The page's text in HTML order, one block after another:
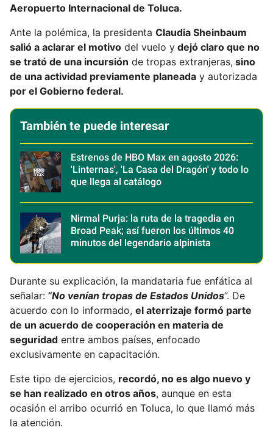
Aeropuerto Internacional de Toluca.
Ante la polémica, la presidenta Claudia Sheinbaum
salió a aclarar el motivo del vuelo y dejó claro que no
se trató de una incursión de tropas extranjeras, sino
de una actividad previamente planeada y autorizada
por el Gobierno federal.
También te puede interesar
Estrenos de HBO Max en agosto 2026:
'Linternas', 'La Casa del Dragón' y todo lo
que llega al catálogo
Nirmal Purja: la ruta de la tragedia en
Broad Peak; así fueron los últimos 40
minutos del legendario alpinista
Durante su explicación, la mandataria fue enfática al
señalar: “No venían tropas de Estados Unidos”. De
acuerdo con lo informado, el aterrizaje formó parte
de un acuerdo de cooperación en materia de
seguridad entre ambos países, enfocado
exclusivamente en capacitación.
Este tipo de ejercicios, recordó, no es algo nuevo y
se han realizado en otros años, aunque en esta
ocasión el arribo ocurrió en Toluca, lo que llamó más
la atención.